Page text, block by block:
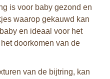
is voor baby gezond en
waarop gekauwd kan
en ideaal voor het
doorkomen van de
van de bijtring, kan